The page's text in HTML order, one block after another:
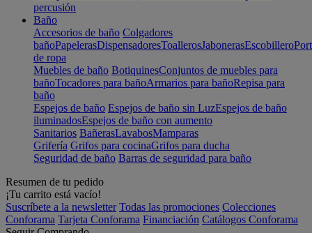
percusión
Baño
Accesorios de baño Colgadores
bañoPapelerasDispensadoresToallerosJabonerasEscobillero
de ropa
Muebles de baño BotiquinesConjuntos de muebles para
bañoTocadores para bañoArmarios para bañoRepisa para
baño
Espejos de baño Espejos de baño sin LuzEspejos de baño
iluminadosEspejos de baño con aumento
Sanitarios BañerasLavabosMamparas
Grifería Grifos para cocinaGrifos para ducha
Seguridad de baño Barras de seguridad para baño
Resumen de tu pedido
¡Tu carrito está vacío!
Suscríbete a la newsletter Todas las promociones Colecciones
Conforama Tarjeta Conforama Financiación Catálogos Conforama